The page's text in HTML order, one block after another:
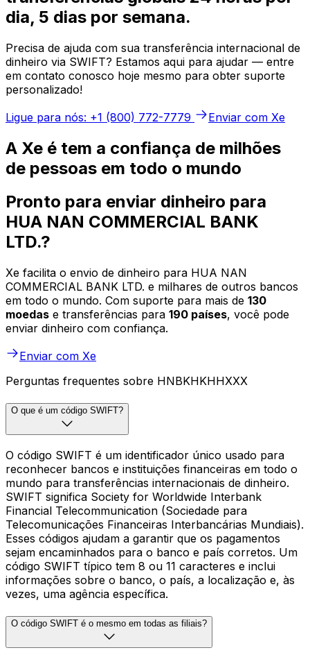
dia, 5 dias por semana.
Precisa de ajuda com sua transferência internacional de
dinheiro via SWIFT? Estamos aqui para ajudar — entre
em contato conosco hoje mesmo para obter suporte
personalizado!
Ligue para nós: +1 (800) 772-7779
Enviar com Xe
A Xe é tem a confiança de milhões
de pessoas em todo o mundo
Pronto para enviar dinheiro para
HUA NAN COMMERCIAL BANK
LTD.?
Xe facilita o envio de dinheiro para HUA NAN
COMMERCIAL BANK LTD. e milhares de outros bancos
em todo o mundo. Com suporte para mais de 130
moedas e transferências para 190 países, você pode
enviar dinheiro com confiança.
Enviar com Xe
Perguntas frequentes sobre HNBKHKHHXXX
O que é um código SWIFT?
O código SWIFT é um identificador único usado para
reconhecer bancos e instituições financeiras em todo o
mundo para transferências internacionais de dinheiro.
SWIFT significa Society for Worldwide Interbank
Financial Telecommunication (Sociedade para
Telecomunicações Financeiras Interbancárias Mundiais).
Esses códigos ajudam a garantir que os pagamentos
sejam encaminhados para o banco e país corretos. Um
código SWIFT típico tem 8 ou 11 caracteres e inclui
informações sobre o banco, o país, a localização e, às
vezes, uma agência específica.
O código SWIFT é o mesmo em todas as filiais?